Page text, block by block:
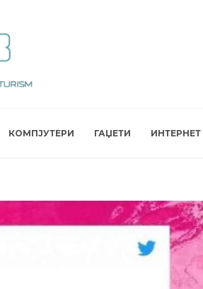
КОМПЈУТЕРИ ГАЏЕТИ ИНТЕРНЕТ